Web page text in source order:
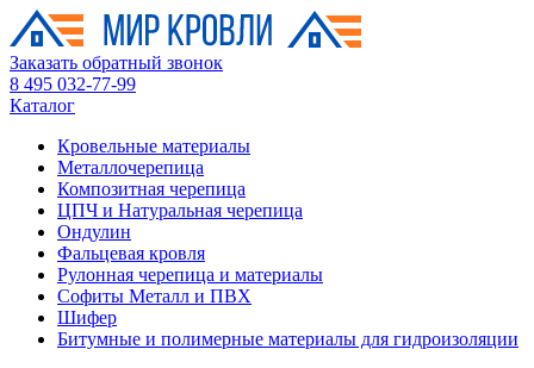
Заказать обратный звонок
8 495 032-77-99
Каталог
Кровельные материалы
Металлочерепица
Композитная черепица
ЦПЧ и Натуральная черепица
Ондулин
Фальцевая кровля
Рулонная черепица и материалы
Софиты Металл и ПВХ
Шифер
Битумные и полимерные материалы для гидроизоляции